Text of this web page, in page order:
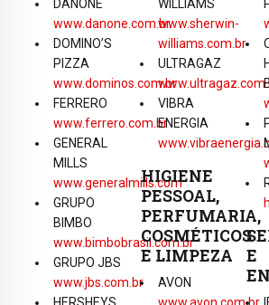
DANONE
www.danone.com.br
DOMINO’S
PIZZA
www.dominos.com.br
FERRERO
www.ferrero.com.br
GENERAL
MILLS
www.generalmills.com
GRUPO
BIMBO
www.bimbobrasil.com.br
GRUPO JBS
www.jbs.com.br
HERSHEYS
WILLIAMS
www.sherwin-
williams.com.br
ULTRAGAZ
VIBRA
ENERGIA
HIGIENE
PESSOAL,
PERFUMARIA,
COSMÉTICOS
E LIMPEZA
AVON
www.avon.com.br
E